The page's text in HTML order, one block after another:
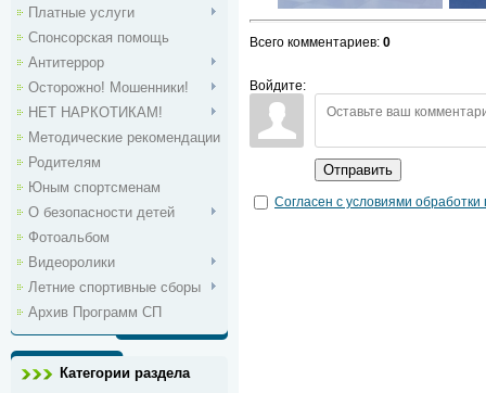
Платные услуги
Спонсорская помощь
Антитеррор
Осторожно! Мошенники!
НЕТ НАРКОТИКАМ!
Методические рекомендации
Родителям
Юным спортсменам
О безопасности детей
Фотоальбом
Видеоролики
Летние спортивные сборы
Архив Программ СП
Категории раздела
Всего комментариев: 0
Войдите:
Отправить
Согласен с условиями